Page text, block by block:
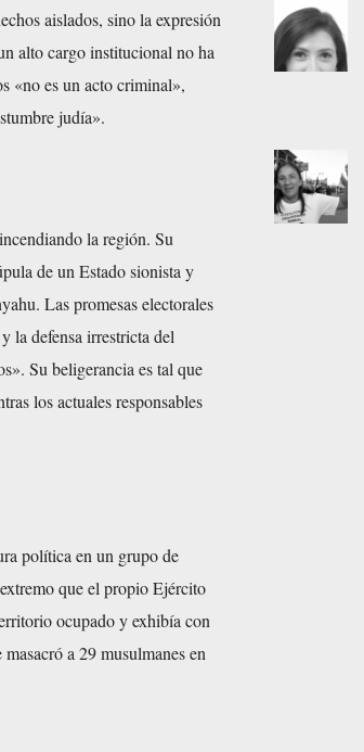
aislados, sino la expresión
alto cargo institucional no ha
«no es un acto criminal»,
judía».
la región. Su
de un Estado sionista y
Las promesas electorales
la defensa irrestricta del
Su beligerancia es tal que
los actuales responsables
política en un grupo de
que el propio Ejército
ocupado y exhibía con
a 29 musulmanes en